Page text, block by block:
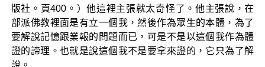
版社。頁400。）他這裡主張就太奇怪了。他主張說，在
部派佛教裡面是有立一個我，然後作為眾生的本體，為了
要解說記憶跟業報的問題而已，可是不是以這個我作為體
證的諦理。也就是說這個我不是要拿來證的，它只為了解
說。